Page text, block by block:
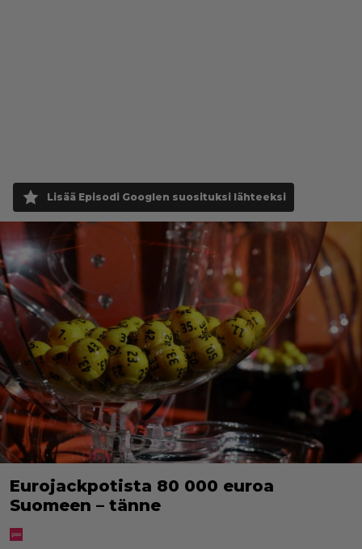
Lisää Episodi Googlen suosituksi lähteeksi
Eurojackpotista 80 000 euroa
Suomeen – tänne